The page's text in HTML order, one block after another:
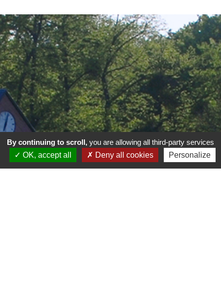
By continuing to scroll, you are allowing all third-party services
OK, accept all
Deny all cookies Personalize